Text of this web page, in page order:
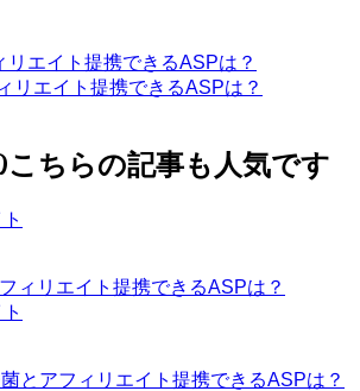
エイト提携できるASPは？
リエイト提携できるASPは？
ィリエイト提携できるASPは？
とアフィリエイト提携できるASPは？